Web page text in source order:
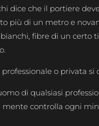
dice che il portiere
più di un metro e
fibre di un certo
professionale o privata
di qualsiasi
mente controlla ogni